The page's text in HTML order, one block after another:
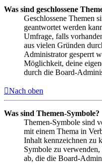
Was sind geschlossene
Geschlossene Themen
geantwortet werden
Umfrage, falls
aus vielen Gründen
Administrator gesperrt
Möglichkeit, deine
durch die Board-
Nach oben
Was sind Themen-Symbole?
Themen-Symbole sind
mit einem Thema in
Inhalt kennzeichnen zu
Symbole zu
ab, die die Board-